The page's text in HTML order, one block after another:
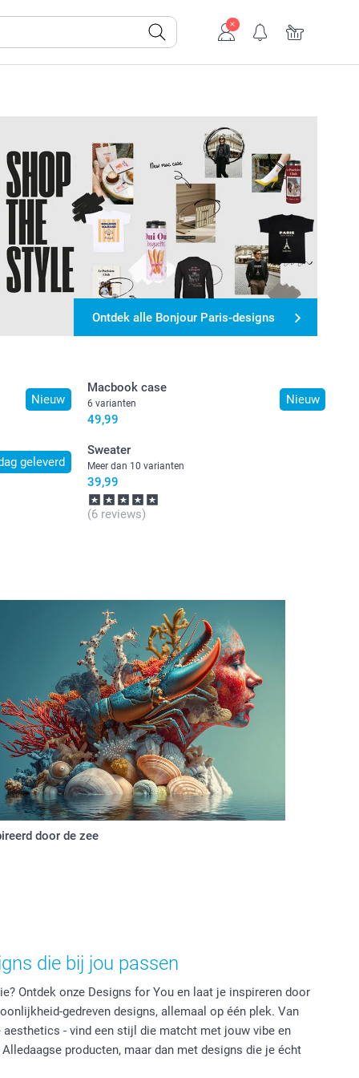
Ontdek alle Bonjour Paris-designs
Nieuw Nieuw
Macbook case
6 varianten
49,99
geleverd
Sweater
Meer dan 10 varianten
39,99
(6 reviews)
door de zee
die bij jou passen
Ontdek onze Designs for You en laat je inspireren door
gedreven designs, allemaal op één plek. Van
- vind een stijl die matcht met jouw vibe en
producten, maar dan met designs die je écht